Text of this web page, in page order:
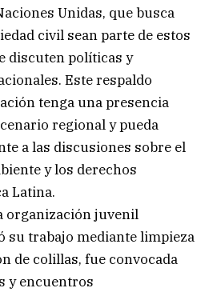
Unidas, que busca
civil sean parte de estos
discuten políticas y
Este respaldo
tenga una presencia
regional y pueda
a las discusiones sobre el
y los derechos
Latina.
organización juvenil
su trabajo mediante limpieza
de colillas, fue convocada
y encuentros